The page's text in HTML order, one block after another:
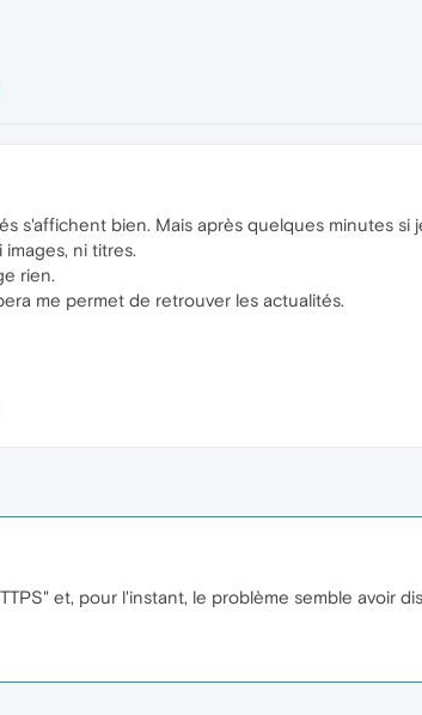
s'affichent bien. Mais après quelques minutes
ni titres.
rien.
me permet de retrouver les actualités.
et, pour l'instant, le problème semble avoir